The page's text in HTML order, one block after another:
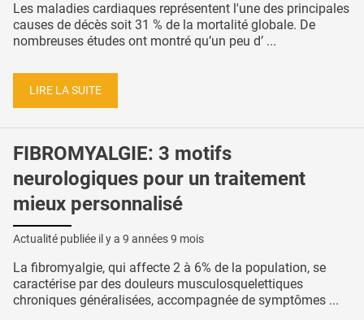
Les maladies cardiaques représentent l'une des principales
causes de décès soit 31 % de la mortalité globale. De
nombreuses études ont montré qu’un peu d’ ...
LIRE LA SUITE
FIBROMYALGIE: 3 motifs
neurologiques pour un traitement
mieux personnalisé
Actualité publiée il y a 9 années 9 mois
La fibromyalgie, qui affecte 2 à 6% de la population, se
caractérise par des douleurs musculosquelettiques
chroniques généralisées, accompagnée de symptômes ...